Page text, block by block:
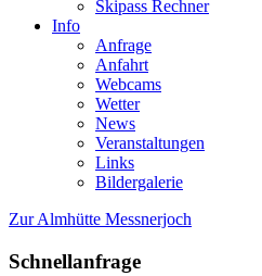
Skipass Rechner
Info
Anfrage
Anfahrt
Webcams
Wetter
News
Veranstaltungen
Links
Bildergalerie
Zur Almhütte Messnerjoch
Schnellanfrage